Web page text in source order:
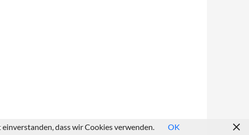
dass wir Cookies verwenden. OK